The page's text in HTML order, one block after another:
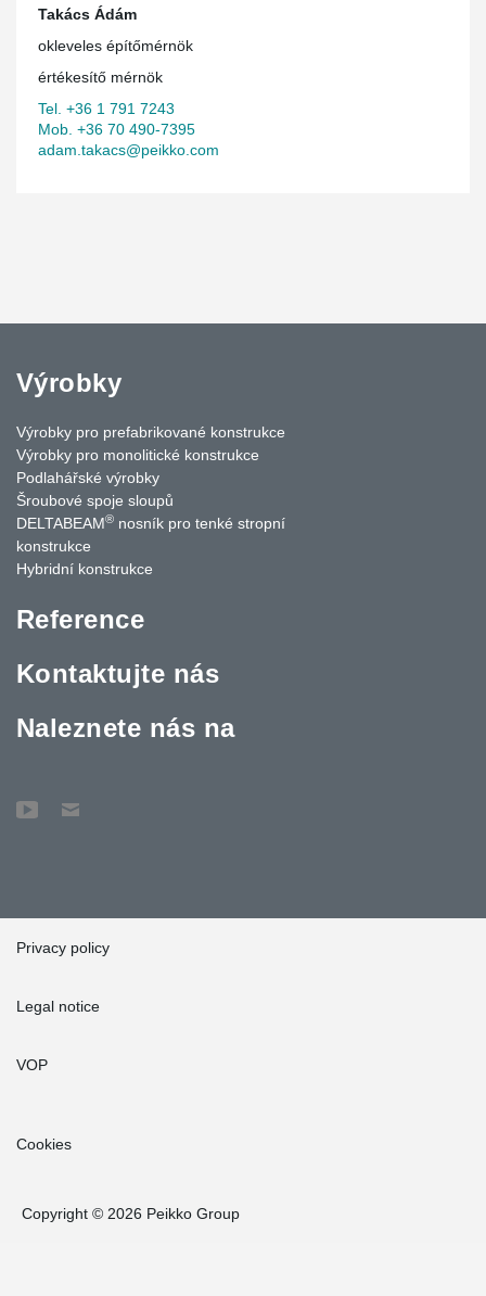
Takács Ádám
okleveles építőmérnök
értékesítő mérnök
Tel. +36 1 791 7243
Mob. +36 70 490-7395
adam.takacs@peikko.com
Výrobky
Výrobky pro prefabrikované konstrukce
Výrobky pro monolitické konstrukce
Podlahářské výrobky
Šroubové spoje sloupů
DELTABEAM® nosník pro tenké stropní
konstrukce
Hybridní konstrukce
Reference
Kontaktujte nás
Naleznete nás na
Privacy policy
Legal notice
VOP
Cookies
Copyright © 2026 Peikko Group